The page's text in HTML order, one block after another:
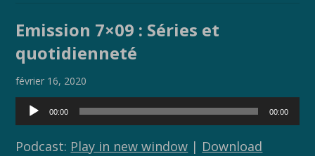
e
b
o
o
k
er y
Li
k
g
er
Emission 7×09 : Séries et
quotidienneté
février 16, 2020
Lecteur
audio
00:00 00:00
Podcast: Play in new window | Download